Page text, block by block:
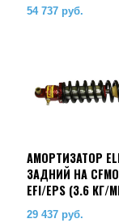
54 737 руб.
АМОРТИЗАТОР
ЗАДНИЙ НА
EFI/EPS (3.6 КГ/
29 437 руб.